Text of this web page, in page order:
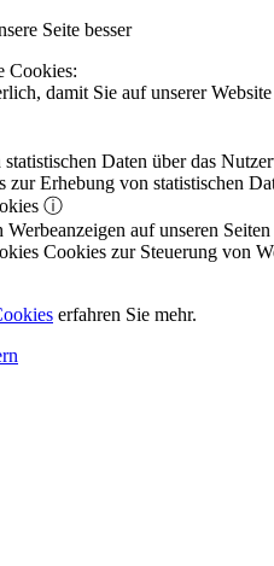
Seite besser
Cookies:
damit Sie auf unserer
Daten über das
zur Erhebung von statistischen
ⓘ
auf unseren
Cookies zur Steuerung von
erfahren Sie mehr.